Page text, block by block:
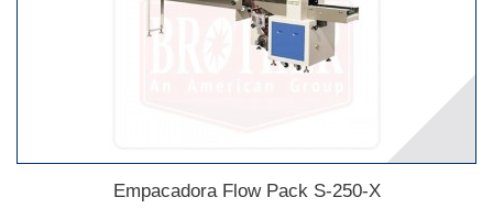
Empacadora Flow Pack S-250-X